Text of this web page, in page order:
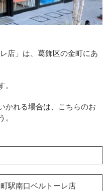
店」は、葛飾区の金町にあ
かれる場合は、こちらのお
駅南口ベルトーレ店